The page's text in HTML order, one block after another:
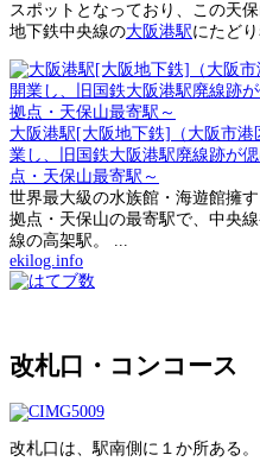
スポットとなっており、この天
地下鉄中央線の大阪港駅にたどり
大阪港駅[大阪地下鉄]（大阪市
業し、旧国鉄大阪港駅廃線跡が
点・天保山最寄駅～
世界最大級の水族館・海遊館擁
拠点・天保山の最寄駅で、中央
線の高架駅。 ...
ekilog.info
改札口・コンコース
改札口は、駅南側に１か所ある。